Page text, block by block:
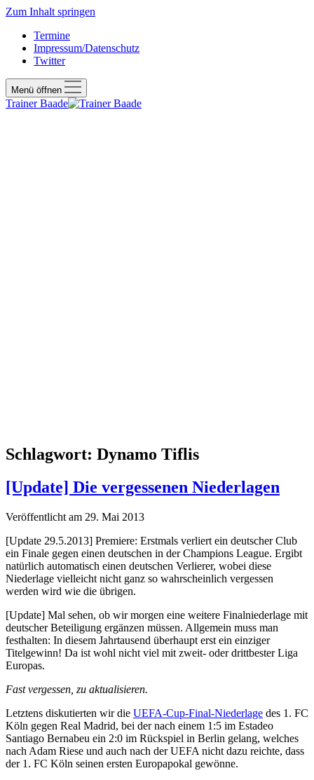
Zum Inhalt springen
Termine
Impressum/Datenschutz
Twitter
Menü öffnen
Trainer Baade
Schlagwort: Dynamo Tiflis
[Update] Die vergessenen Niederlagen
Veröffentlicht am 29. Mai 2013
[Update 29.5.2013] Premiere: Erstmals verliert ein deutscher Club
ein Finale gegen einen deutschen in der Champions League. Ergibt
natürlich automatisch einen deutschen Verlierer, wobei diese
Niederlage vielleicht nicht ganz so wahrscheinlich vergessen
werden wird wie die übrigen.
[Update] Mal sehen, ob wir morgen eine weitere Finalniederlage mit
deutscher Beteiligung ergänzen müssen. Allgemein muss man
festhalten: In diesem Jahrtausend überhaupt erst ein einziger
Titelgewinn! Da ist wohl nicht viel mit zweit- oder drittbester Liga
Europas.
Fast vergessen, zu aktualisieren.
Letztens diskutierten wir die UEFA-Cup-Final-Niederlage des 1. FC
Köln gegen Real Madrid, bei der nach einem 1:5 im Estadeo
Santiago Bernabeu ein 2:0 im Rückspiel in Berlin gelang, welches
nach Adam Riese und auch nach der UEFA nicht dazu reichte, dass
der 1. FC Köln seinen ersten Europapokal gewönne.